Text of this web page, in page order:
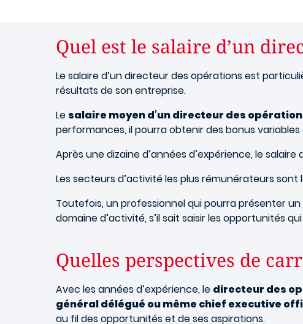
Quel est le salaire d’un
Le salaire d’un directeur des opérations est
résultats de son entreprise.
Le salaire moyen d’un directeur des
performances, il pourra obtenir des bonus
Après une dizaine d’années d’expérience, le
Les secteurs d’activité les plus rémunérateurs
Toutefois, un professionnel qui pourra présenter
domaine d’activité, s’il sait saisir les opportunités
Quelles perspectives de
Avec les années d’expérience, le directeur des
général délégué ou même chief executive
au fil des opportunités et de ses aspirations.